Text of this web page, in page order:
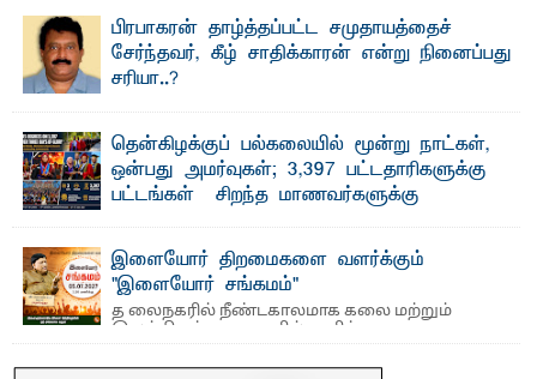
பாண்டிருப்பு ...பிரபாகரன் தாழ்த்தப்பட்ட சமுதாயத்தைச்
சேர்ந்தவர், கீழ் சாதிக்காரன் என்று நினைப்பது
சரியா..?
தென்கிழக்குப் பல்கலையில் மூன்று நாட்கள்,
ஒன்பது அமர்வுகள்; 3,397 பட்டதாரிகளுக்கு
பட்டங்கள் – சிறந்த மாணவர்களுக்கு
மற்றும் சிறப்புப் பரிசுகள்
எம்.வை. அமீர்- ஒ லுவிலில் அமைந்துள்ள தென்கிழக்குப்
பல்கலைக்கழகத்தின் 18ஆவது பொதுப் பட்டமளிப்பு விழா ...
இளையோர் திறமைகளை வளர்க்கும்
"இளையோர் சங்கமம்"
த லைநகரில் நீண்டகாலமாக கலை மற்றும்
இலக்கியத் துறைகளில் தனித்துவமான
பணிகளை முன்னெடுத்து வரும் புதிய ...